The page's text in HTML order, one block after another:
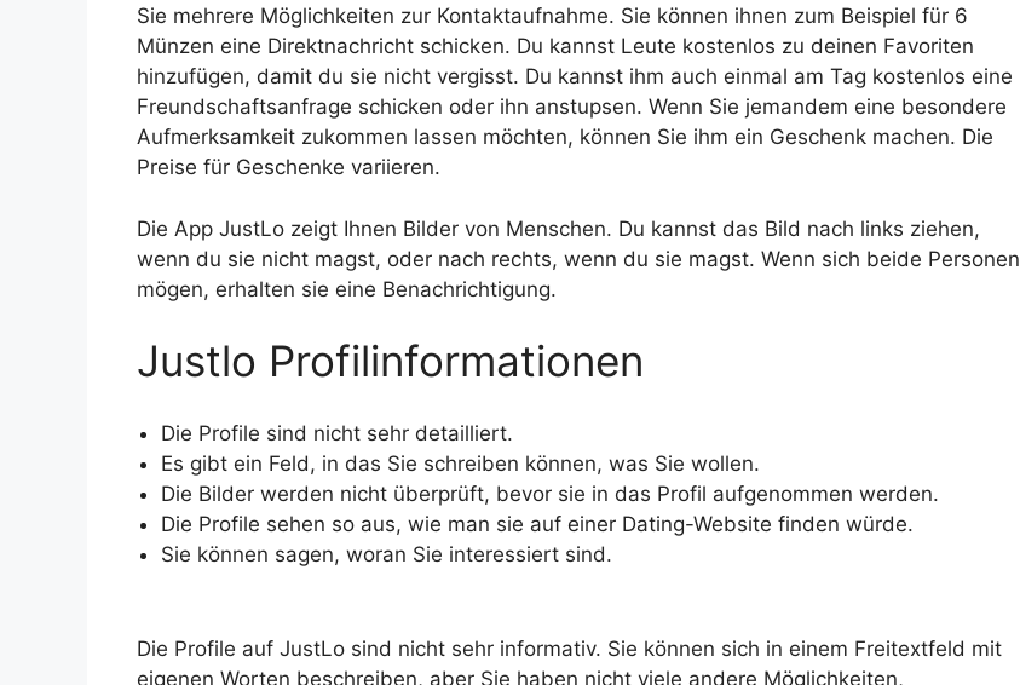
Sie mehrere Möglichkeiten zur Kontaktaufnahme. Sie können ihnen zum Beispiel für 6
Münzen eine Direktnachricht schicken. Du kannst Leute kostenlos zu deinen Favoriten
hinzufügen, damit du sie nicht vergisst. Du kannst ihm auch einmal am Tag kostenlos eine
Freundschaftsanfrage schicken oder ihn anstupsen. Wenn Sie jemandem eine besondere
Aufmerksamkeit zukommen lassen möchten, können Sie ihm ein Geschenk machen. Die
Preise für Geschenke variieren.
Die App JustLo zeigt Ihnen Bilder von Menschen. Du kannst das Bild nach links ziehen,
wenn du sie nicht magst, oder nach rechts, wenn du sie magst. Wenn sich beide Personen
mögen, erhalten sie eine Benachrichtigung.
Justlo Profilinformationen
Die Profile sind nicht sehr detailliert.
Es gibt ein Feld, in das Sie schreiben können, was Sie wollen.
Die Bilder werden nicht überprüft, bevor sie in das Profil aufgenommen werden.
Die Profile sehen so aus, wie man sie auf einer Dating-Website finden würde.
Sie können sagen, woran Sie interessiert sind.
Die Profile auf JustLo sind nicht sehr informativ. Sie können sich in einem Freitextfeld mit
eigenen Worten beschreiben, aber Sie haben nicht viele andere Möglichkeiten,